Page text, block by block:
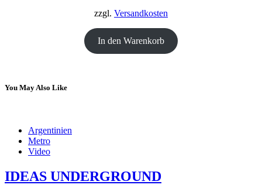
zzgl. Versandkosten
In den Warenkorb
You May Also Like
Argentinien
Metro
Video
IDEAS UNDERGROUND